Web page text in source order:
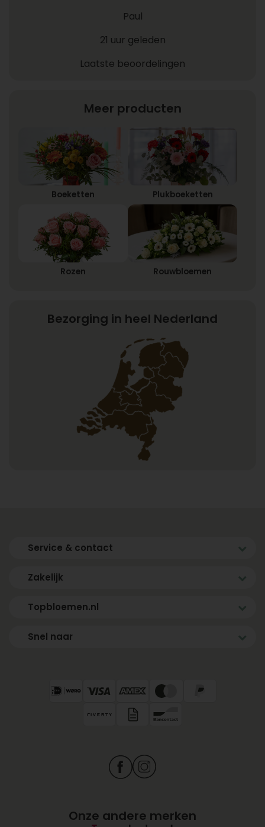
Paul
21 uur geleden
Laatste beoordelingen
Meer producten
Boeketten Plukboeketten
Rozen Rouwbloemen
Bezorging in heel Nederland
Service & contact
Zakelijk
Topbloemen.nl
Snel naar
Onze andere merken